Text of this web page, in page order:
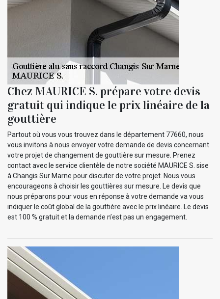
Chez MAURICE S. prépare votre devis
gratuit qui indique le prix linéaire de la
gouttière
Partout où vous vous trouvez dans le département 77660, nous
vous invitons à nous envoyer votre demande de devis concernant
votre projet de changement de gouttière sur mesure. Prenez
contact avec le service clientèle de notre société MAURICE S. sise
à Changis Sur Marne pour discuter de votre projet. Nous vous
encourageons à choisir les gouttières sur mesure. Le devis que
nous préparons pour vous en réponse à votre demande va vous
indiquer le coût global de la gouttière avec le prix linéaire. Le devis
est 100 % gratuit et la demande n’est pas un engagement.